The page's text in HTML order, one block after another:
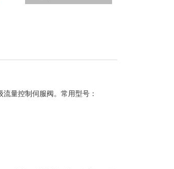
量控制伺服阀。常用型号：